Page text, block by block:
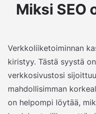
Miksi SEO
Verkkoliiketoiminnan
kiristyy. Tästä syystä
verkkosivustosi
mahdollisimman
on helpompi löytää,